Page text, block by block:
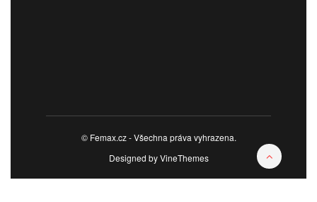
© Femax.cz - Všechna práva vyhrazena.
Designed byVineThemes